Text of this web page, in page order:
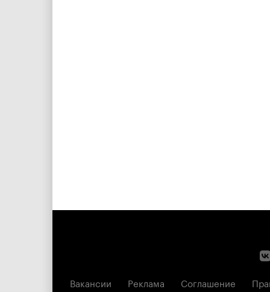
Вакансии Реклама Соглашение